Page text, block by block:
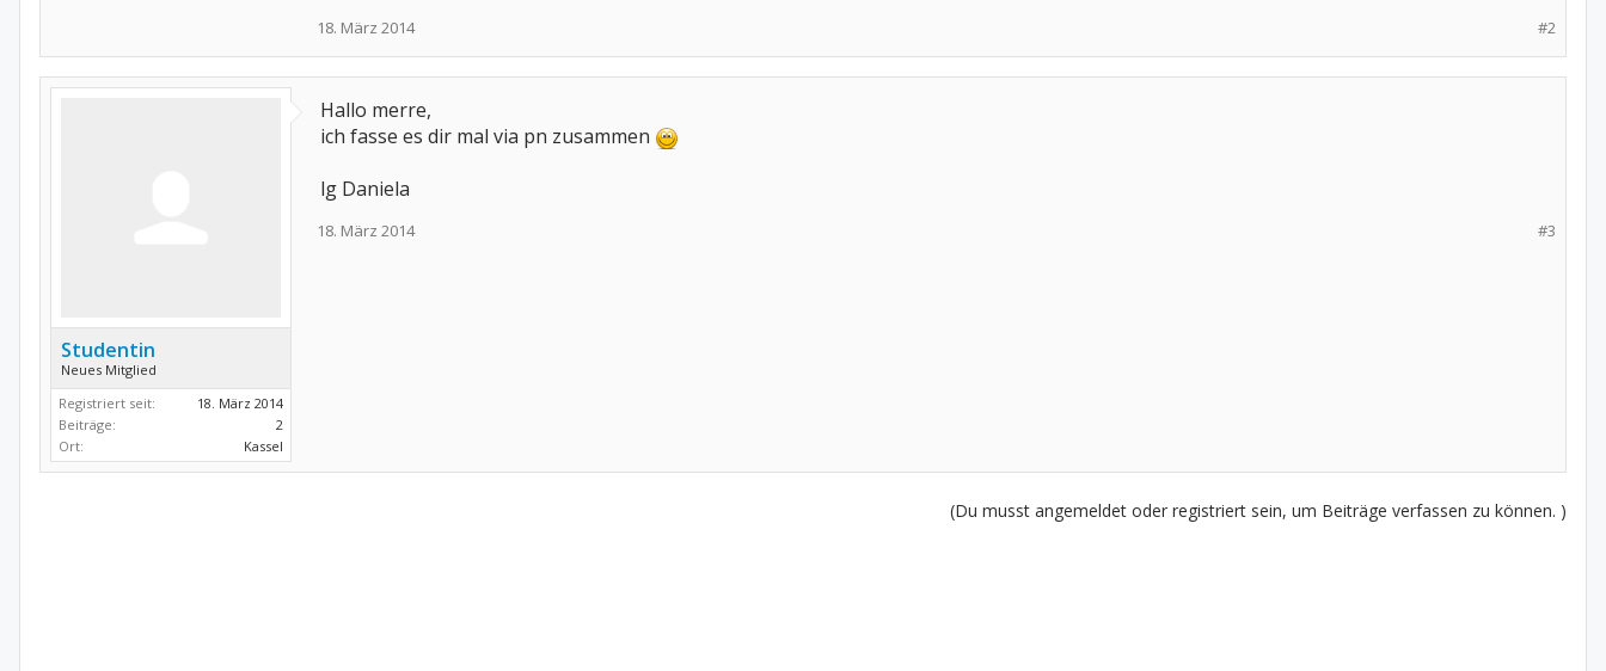
#2
18. März 2014
Studentin
Neues Mitglied
Registriert seit:
18. März 2014
Beiträge:
2
Ort:
Kassel
Hallo merre,
ich fasse es dir mal via pn zusammen
lg Daniela
#3
18. März 2014
(Du musst angemeldet oder registriert sein, um Beiträge verfassen zu können. )